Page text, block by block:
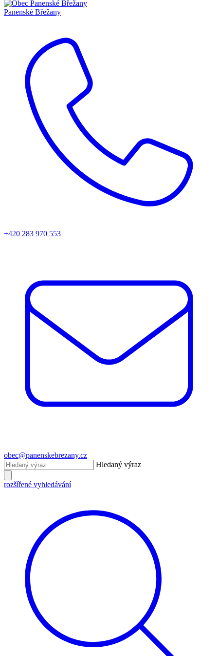
Panenské Břežany
+420 283 970 553
obec@panenskebrezany.cz
Hledaný výraz
rozšířené vyhledávání